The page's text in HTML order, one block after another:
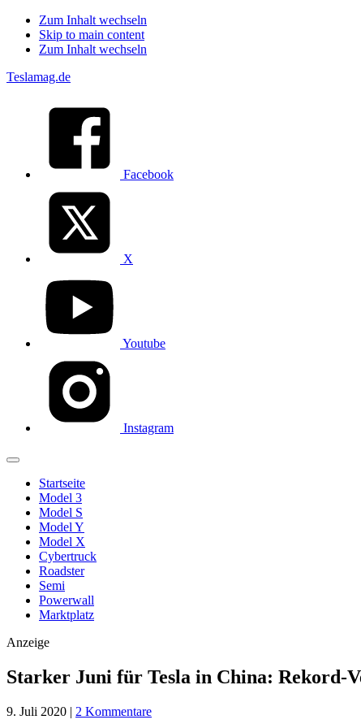
Zum Inhalt wechseln
Skip to main content
Zum Inhalt wechseln
Teslamag.de
Facebook
X
Youtube
Instagram
Startseite
Model 3
Model S
Model Y
Model X
Cybertruck
Roadster
Semi
Powerwall
Marktplatz
Anzeige
Starker Juni für Tesla in China: Rekord-
9. Juli 2020 | 2 Kommentare